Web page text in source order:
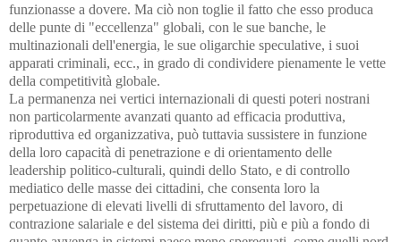
funzionasse a dovere. Ma ciò non toglie il fatto che esso produca
delle punte di "eccellenza" globali, con le sue banche, le
multinazionali dell'energia, le sue oligarchie speculative, i suoi
apparati criminali, ecc., in grado di condividere pienamente le vette
della competitività globale.
La permanenza nei vertici internazionali di questi poteri nostrani
non particolarmente avanzati quanto ad efficacia produttiva,
riproduttiva ed organizzativa, può tuttavia sussistere in funzione
della loro capacità di penetrazione e di orientamento delle
leadership politico-culturali, quindi dello Stato, e di controllo
mediatico delle masse dei cittadini, che consenta loro la
perpetuazione di elevati livelli di sfruttamento del lavoro, di
contrazione salariale e del sistema dei diritti, più e più a fondo di